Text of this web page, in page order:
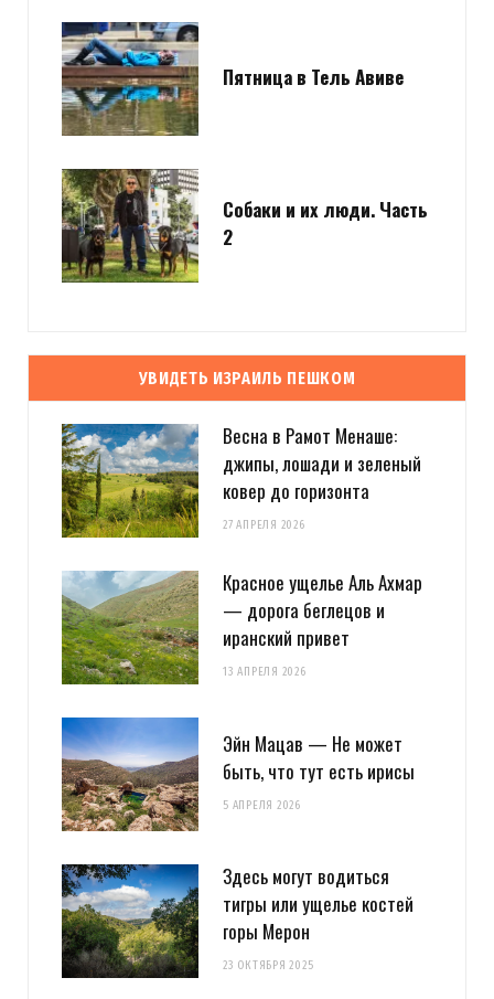
Пятница в Тель Авиве
Собаки и их люди. Часть
2
УВИДЕТЬ ИЗРАИЛЬ ПЕШКОМ
Весна в Рамот Менаше:
джипы, лошади и зеленый
ковер до горизонта
27 АПРЕЛЯ 2026
Красное ущелье Аль Ахмар
— дорога беглецов и
иранский привет
13 АПРЕЛЯ 2026
Эйн Мацав — Не может
быть, что тут есть ирисы
5 АПРЕЛЯ 2026
Здесь могут водиться
тигры или ущелье костей
горы Мерон
23 ОКТЯБРЯ 2025